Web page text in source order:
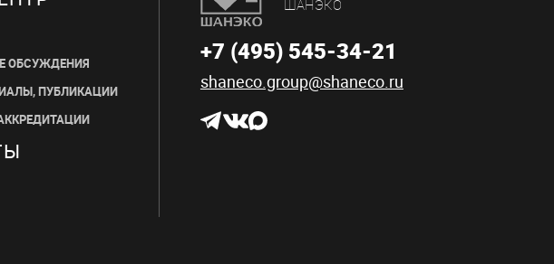
ОБСУЖДЕНИЯ
ПУБЛИКАЦИИ
ШАНЭКО
+7 (495) 545-34-21
shaneco.group@shaneco.ru